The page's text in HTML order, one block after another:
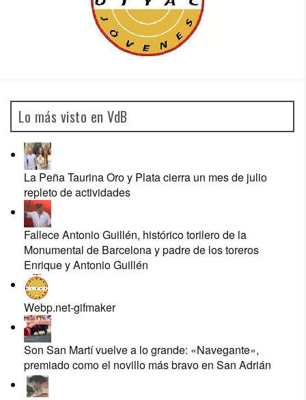
Lo más visto en VdB
La Peña Taurina Oro y Plata cierra un mes de julio
repleto de actividades
Fallece Antonio Guillén, histórico torilero de la
Monumental de Barcelona y padre de los toreros
Enrique y Antonio Guillén
Webp.net-gifmaker
Son San Martí vuelve a lo grande: «Navegante»,
premiado como el novillo más bravo en San Adrián